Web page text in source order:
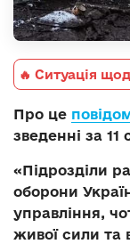
🔥 Ситуація
Про це
зведенні за 11
«Підрозділи
оборони
управління,
живої сили та